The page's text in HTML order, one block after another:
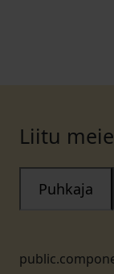
Liitu
Puhkaja